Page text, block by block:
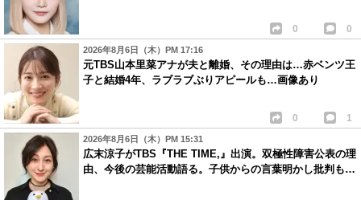
0 0
2026年8月6日（木）PM 17:16
元TBS山本里菜アナが夫と離婚、その理由は…赤ベンツ王
子と結婚4年、ラブラブぶりアピールも…画像あり
0 1
2026年8月6日（木）PM 15:31
広末涼子がTBS『THE TIME,』出演。双極性障害公表の理
由、今後の芸能活動語る。子供からの言葉明かし批判も…